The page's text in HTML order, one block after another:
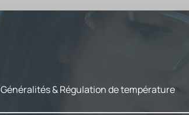
Généralités & Régulation de température